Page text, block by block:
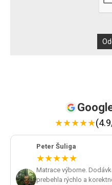
★★★★★
Peter Šuliga
★★★★★
Matrace výborne.
prebehla rýchlo a